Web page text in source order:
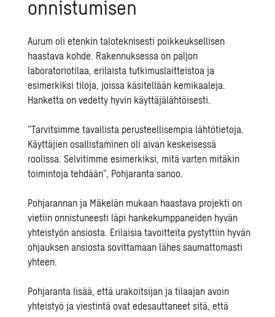
onnistumisen
Aurum oli etenkintaloteknisesti poikkeuksellisen
haastava kohde. Rakennuksessa on paljon
laboratoriotilaa, erilaista tutkimuslaitteistoa ja
esimerkiksi tiloja, joissa käsitellään kemikaaleja.
Hanketta on vedetty hyvin käyttäjälähtöisesti.
”Tarvitsimme tavallista perusteellisempia lähtötietoja.
Käyttäjien osallistaminen oli aivan keskeisessä
roolissa. Selvitimme esimerkiksi, mitä varten mitäkin
toimintoja tehdään”, Pohjaranta sanoo.
Pohjarannan ja Mäkelän mukaan haastava projekti on
vietiin onnistuneesti läpi hankekumppaneiden hyvän
yhteistyön ansiosta. Erilaisia tavoitteita pystyttiin hyvän
ohjauksen ansiosta sovittamaan lähes saumattomasti
yhteen.
Pohjaranta lisää, että urakoitsijan ja tilaajan avoin
yhteistyö ja viestintä ovat edesauttaneet sitä, että